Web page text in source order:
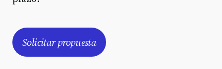
Solicitar propuesta